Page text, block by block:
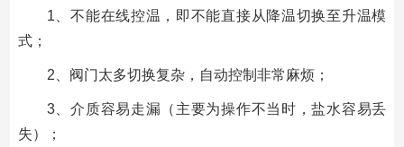
1、不能在线控温，即不能直接从降温切换至升温模
式；
2、阀门太多切换复杂，自动控制非常麻烦；
3、介质容易走漏（主要为操作不当时，盐水容易丢
失）；